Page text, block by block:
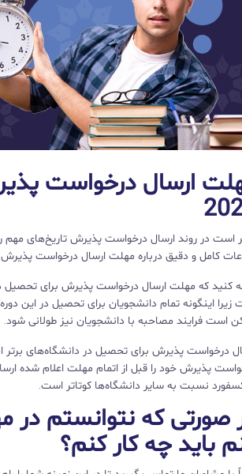
ارسال درخواست
است در روند ارسال درخواست پذیرش تاریخ‌های مهم
کامل و دقیق درباره مهلت ارسال درخواست پذیرش برای
کنید که مهلت ارسال درخواست پذیرش برای تحصیل
زیرا اینگونه تمام دانشجویان برای تحصیل در این
است فرایند مصاحبه با دانشجویان نیز طولانی شود.
درخواست پذیرش برای تحصیل در دانشگاه‌های برتر
پذیرش خود را قبل از اتمام مهلت اعلام شده
نسبت به سایر دانشگاه‌ها کوتا‌تر است.
صورتی که نتوانستم
باید چه کار کنم؟